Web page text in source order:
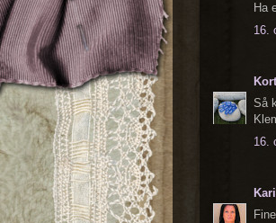
Ha
16.
Så
16.